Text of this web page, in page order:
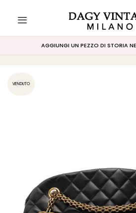
AGGIUNGI UN PEZZO DI STORIA
VENDUTO